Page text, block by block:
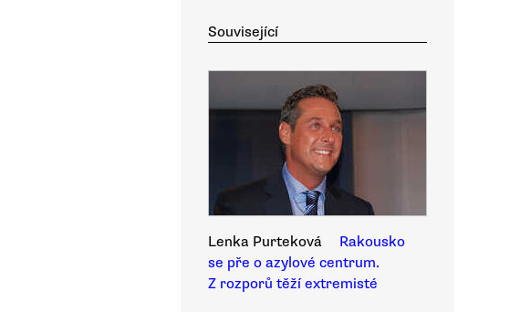
Související
Lenka Purteková
Rakousko
se pře o azylové centrum.
Z rozporů těží extremisté